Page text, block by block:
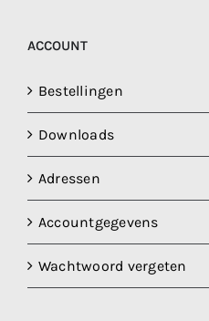
ACCOUNT
Bestellingen
Downloads
Adressen
Accountgegevens
Wachtwoord vergeten